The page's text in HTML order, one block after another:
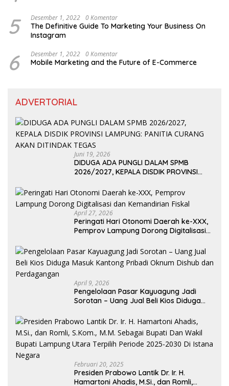
5 Desember 1, 2022 0 Komentar
The Definitive Guide To Marketing Your Business On
Instagram
6 Desember 1, 2022 0 Komentar
Mobile Marketing and the Future of E-Commerce
ADVERTORIAL
Juni 19, 2026
DIDUGA ADA PUNGLI DALAM SPMB
2026/2027, KEPALA DISDIK PROVINSI
DITINDAK TEGAS
April 27, 2026
Peringati Hari Otonomi Daerah ke-XXX,
Pemprov Lampung Dorong Digitalisasi
April 9, 2026
Pengelolaan Pasar Kayuagung Jadi
Sorotan – Uang Jual Beli Kios Diduga
dan Perdagangan
Februari 20, 2025
Presiden Prabowo Lantik Dr. Ir. H.
Hamartoni Ahadis, M.Si., dan Romli,